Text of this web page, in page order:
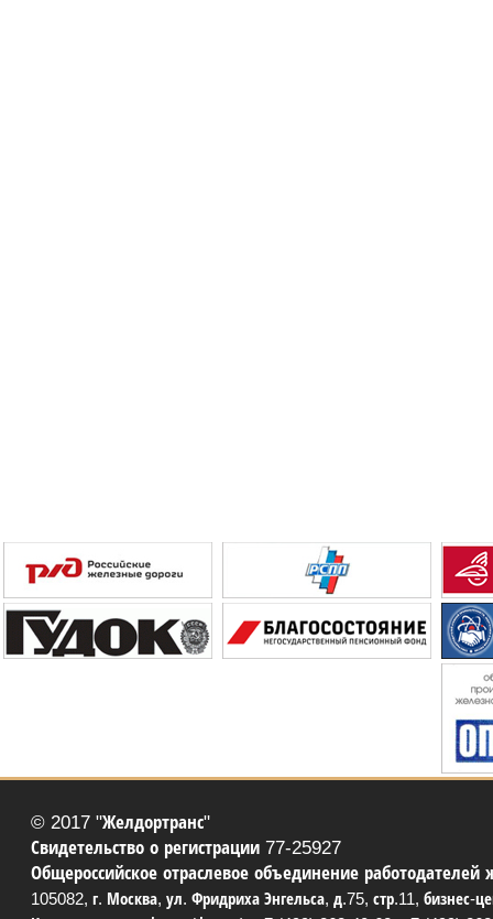
© 2017 "Желдортранс"
Свидетельство о регистрации 77-25927
Общероссийское отраслевое объединение работодателей
105082, г. Москва, ул. Фридриха Энгельса, д.75, стр.11, бизнес-